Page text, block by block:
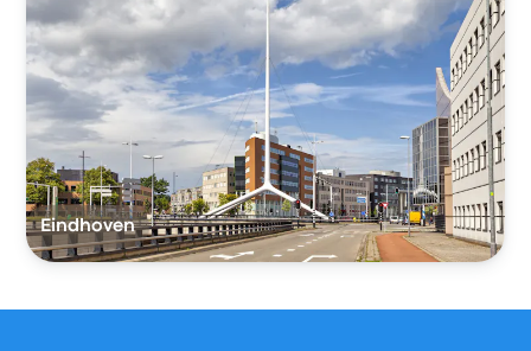
Eindhoven